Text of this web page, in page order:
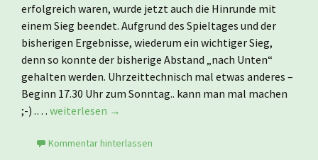
erfolgreich waren, wurde jetzt auch die Hinrunde mit
einem Sieg beendet. Aufgrund des Spieltages und der
bisherigen Ergebnisse, wiederum ein wichtiger Sieg,
denn so konnte der bisherige Abstand „nach Unten“
gehalten werden. Uhrzeittechnisch mal etwas anderes –
Beginn 17.30 Uhr zum Sonntag.. kann man mal machen
;-) .… weiterlesen →
Kommentar hinterlassen